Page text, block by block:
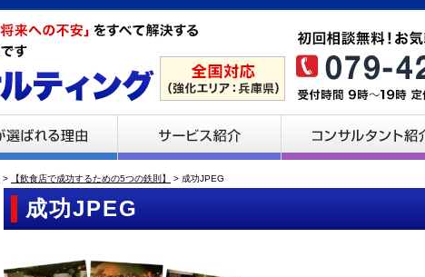
> 【飲食店で成功するための5つの鉄則】 > 成功JPEG
成功JPEG